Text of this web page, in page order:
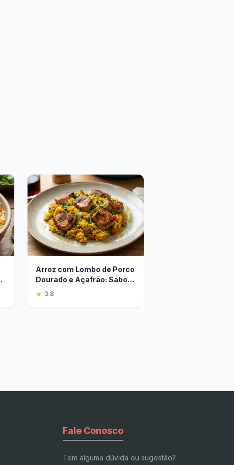
Arroz com Lombo de Porco
Dourado e Açafrão: Sabor
Único
★ 3.8
Fale Conosco
Tem alguma dúvida ou sugestão?